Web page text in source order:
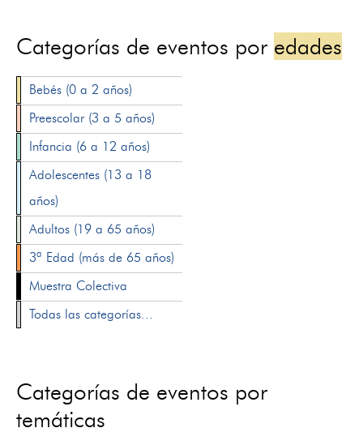
Categorías de eventos por edades
Bebés (0 a 2 años)
Preescolar (3 a 5 años)
Infancia (6 a 12 años)
Adolescentes (13 a 18
años)
Adultos (19 a 65 años)
3ª Edad (más de 65 años)
Muestra Colectiva
Todas las categorías...
Categorías de eventos por
temáticas